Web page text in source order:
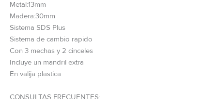
Metal:13mm
Madera:30mm
Sistema SDS Plus
Sistema de cambio rapido
Con 3 mechas y 2 cinceles
Incluye un mandril extra
En valija plastica
CONSULTAS FRECUENTES: